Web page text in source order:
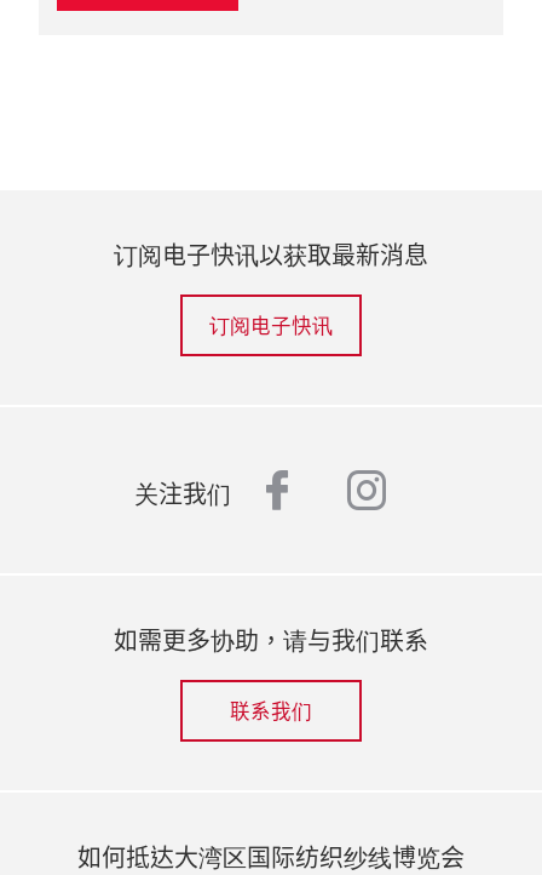
订阅电子快讯以获取最新消息
订阅电子快讯
关注我们 facebook
如需更多协助，请与我们联系
联系我们
如何抵达大湾区国际纺织纱线博览会